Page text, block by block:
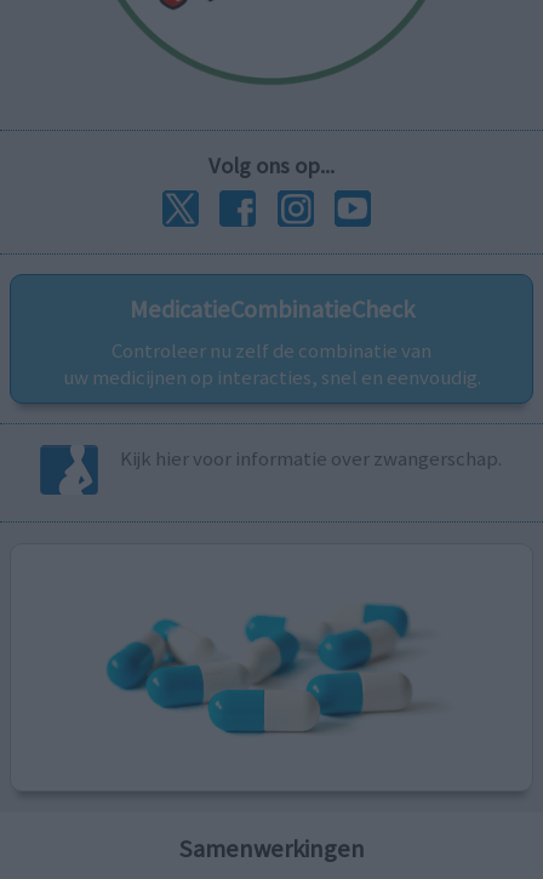
Volg ons op...
MedicatieCombinatieCheck
Controleer nu zelf de combinatie van
uw medicijnen op interacties, snel en eenvoudig.
Kijk hier voor informatie over zwangerschap.
Samenwerkingen